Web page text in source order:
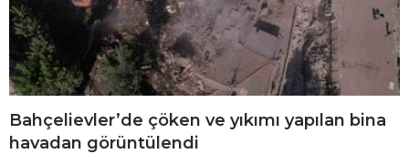
Bahçelievler’de çöken ve yıkımı yapılan bina
havadan görüntülendi